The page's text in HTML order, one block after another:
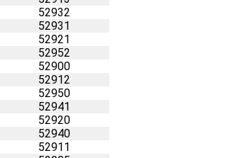
52932
52931
52921
52952
52900
52912
52950
52941
52920
52940
52911